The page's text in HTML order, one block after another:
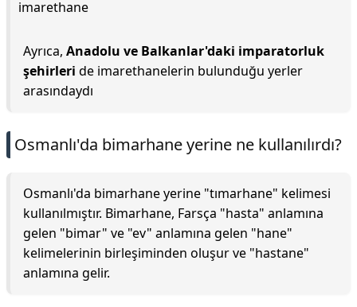
imarethane
Ayrıca, Anadolu ve Balkanlar'daki imparatorluk
şehirleri de imarethanelerin bulunduğu yerler
arasındaydı
Osmanlı'da bimarhane yerine ne kullanılırdı?
Osmanlı'da bimarhane yerine "tımarhane" kelimesi
kullanılmıştır. Bimarhane, Farsça "hasta" anlamına
gelen "bimar" ve "ev" anlamına gelen "hane"
kelimelerinin birleşiminden oluşur ve "hastane"
anlamına gelir.